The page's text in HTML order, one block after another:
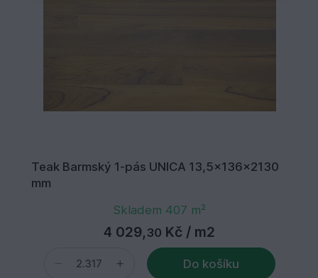
Teak Barmský 1-pás UNICA 13,5x136x2130
mm
Skladem 407 m²
4 029, 30 Kč / m2
Do košíku